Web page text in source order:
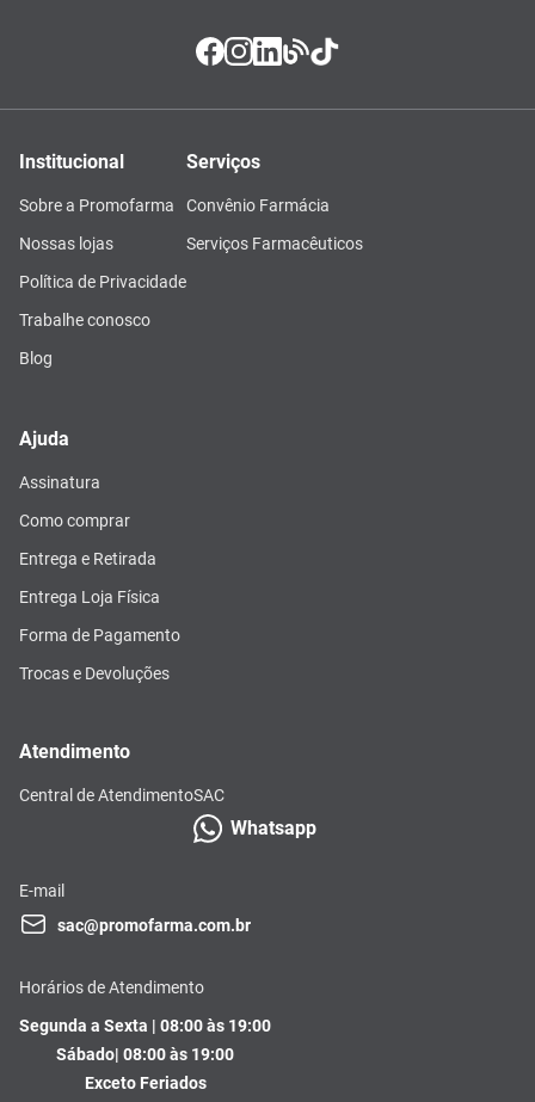
Institucional
Sobre a Promofarma
Nossas lojas
Política de Privacidade
Trabalhe conosco
Blog
Serviços
Convênio Farmácia
Serviços Farmacêuticos
Ajuda
Assinatura
Como comprar
Entrega e Retirada
Entrega Loja Física
Forma de Pagamento
Trocas e Devoluções
Atendimento
Central de AtendimentoSAC
Whatsapp
E-mail
sac@promofarma.com.br
Horários de Atendimento
Segunda a Sexta | 08:00 às 19:00
Sábado| 08:00 às 19:00
Exceto Feriados